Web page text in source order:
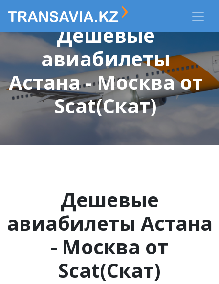
Дешевые
авиабилеты
Астана - Москва от
Scat(Скат)
Дешевые
авиабилеты Астана
- Москва от
Scat(Скат)